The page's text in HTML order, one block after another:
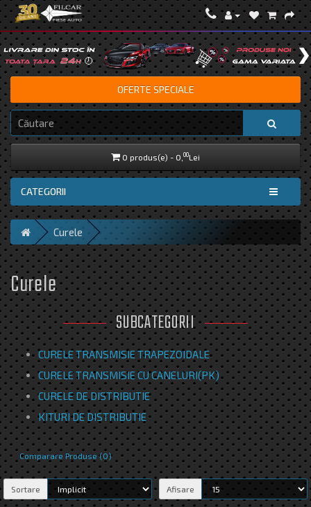
OFERTE SPECIALE
0 produs(e) - 0, 00Lei
CATEGORII
Curele
Curele
SUBCATEGORII
CURELE TRANSMISIE TRAPEZOIDALE
CURELE TRANSMISIE CU CANELURI(PK)
CURELE DE DISTRIBUTIE
KITURI DE DISTRIBUTIE
Comparare Produse (0)
Sortare Afisare